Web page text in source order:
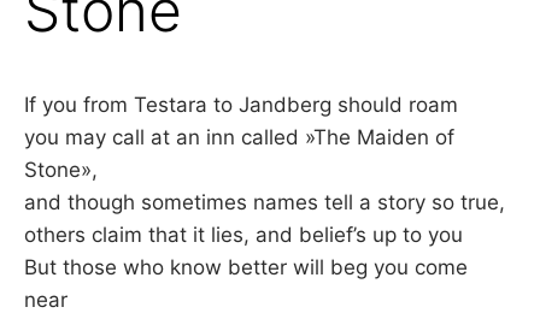
F
I
L
K
If you from Testara to Jandberg should roam
you may call at an inn called »The Maiden of
Stone»,
and though sometimes names tell a story so true,
others claim that it lies, and belief’s up to you
But those who know better will beg you come
near